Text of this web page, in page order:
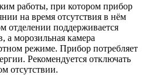
работы, при котором прибор
на время отсутствия в нём
отделении поддерживается
а морозильная камера
режиме. Прибор потребляет
Рекомендуется отключать
отсутствии.